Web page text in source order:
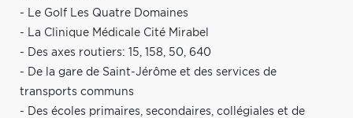
- Le Golf Les Quatre Domaines
- La Clinique Médicale Cité Mirabel
- Des axes routiers: 15, 158, 50, 640
- De la gare de Saint-Jérôme et des services de
transports communs
- Des écoles primaires, secondaires, collégiales et de